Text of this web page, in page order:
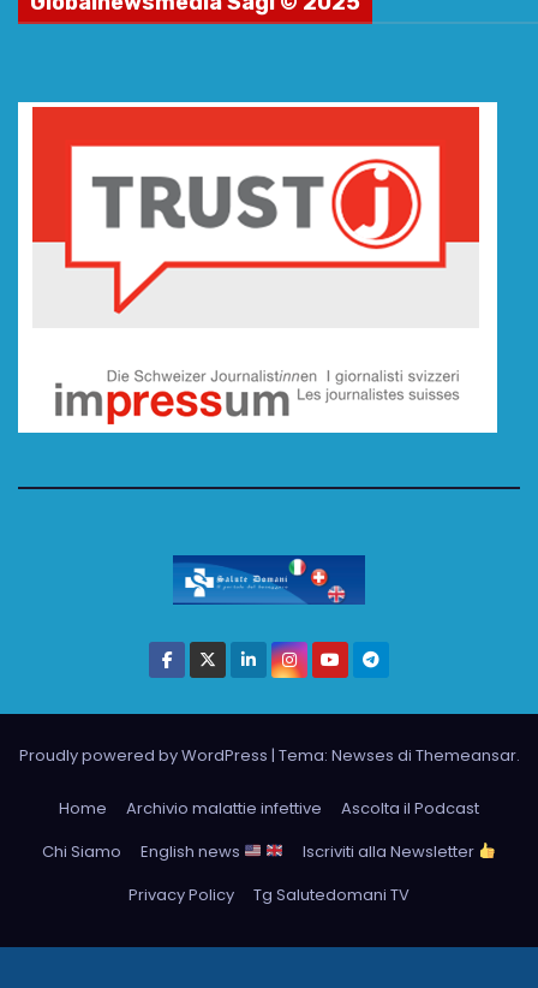
Proudly powered by WordPress | Tema: Newses di Themeansar.
Home Archivio malattie infettive
Ascolta il Podcast
Chi Siamo
English news
Iscriviti alla Newsletter
Privacy Policy
Tg Salutedomani TV